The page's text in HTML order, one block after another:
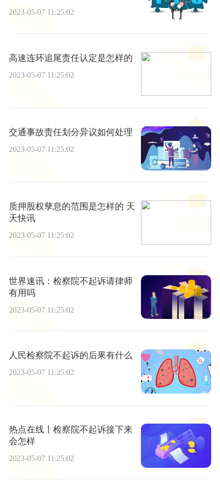
2023-05-07 11:25:02
高速连环追尾责任认定是怎样的
2023-05-07 11:25:02
交通事故责任划分异议如何处理
2023-05-07 11:25:02
质押股权孳息的范围是怎样的 天
天快讯
2023-05-07 11:25:02
世界速讯：检察院不起诉请律师
有用吗
2023-05-07 11:25:02
人民检察院不起诉的后果有什么
2023-05-07 11:25:02
热点在线丨检察院不起诉接下来
会怎样
2023-05-07 11:25:02